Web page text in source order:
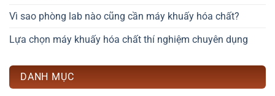
Vì sao phòng lab nào cũng cần máy khuấy hóa chất?
Lựa chọn máy khuấy hóa chất thí nghiệm chuyên dụng
DANH MỤC